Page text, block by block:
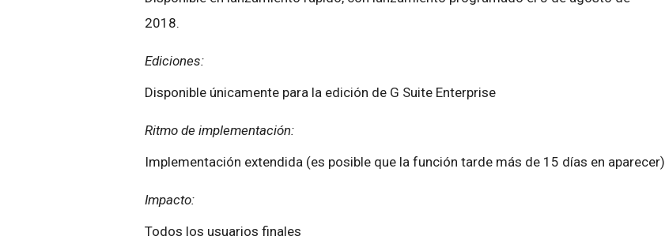
2018.
Ediciones:
Disponible únicamente para la edición de G Suite Enterprise
Ritmo de implementación:
Implementación extendida (es posible que la función tarde más de 15 días en aparecer)
Impacto:
Todos los usuarios finales